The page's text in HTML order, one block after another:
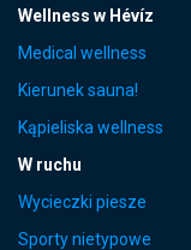
Wellness w Hévíz
Medical wellness
Kierunek sauna!
Kąpieliska wellness
W ruchu
Wycieczki piesze
Sporty nietypowe